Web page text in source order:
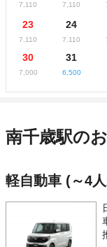
7,110 7,110
23
7,110
24
7,110
30
7,000
31
6,500
南千歳駅の
軽自動車 (～4